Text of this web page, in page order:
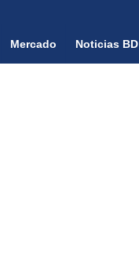
Mercado Noticias BD